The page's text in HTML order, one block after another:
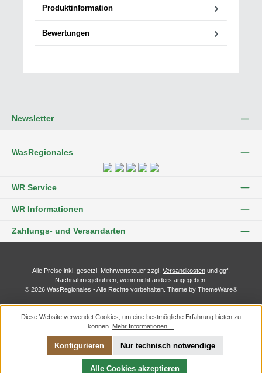
Produktinformation
Bewertungen
Newsletter
WasRegionales
WR Service
WR Informationen
Zahlungs- und Versandarten
Alle Preise inkl. gesetzl. Mehrwertsteuer zzgl. Versandkosten und ggf.
Nachnahmegebühren, wenn nicht anders angegeben.
© 2026 WasRegionales - Alle Rechte vorbehalten. Theme by ThemeWare®
Diese Website verwendet Cookies, um eine bestmögliche Erfahrung bieten zu
können. Mehr Informationen ...
Nur technisch notwendige
Konfigurieren
Alle Cookies akzeptieren